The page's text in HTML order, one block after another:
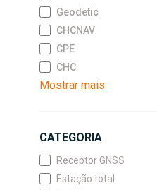
Geodetic
CHCNAV
CPE
CHC
Mostrar mais
CATEGORIA
Receptor GNSS
Estação total